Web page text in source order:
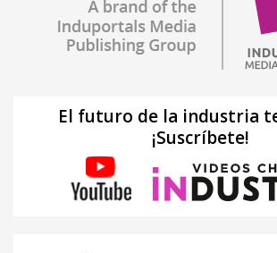
El futuro de la industria
¡Suscríbete!